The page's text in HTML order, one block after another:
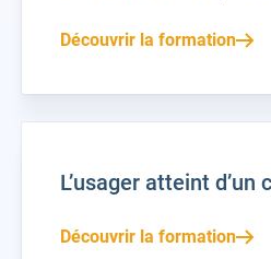
Découvrir la formation
L’usager atteint d’un
Découvrir la formation